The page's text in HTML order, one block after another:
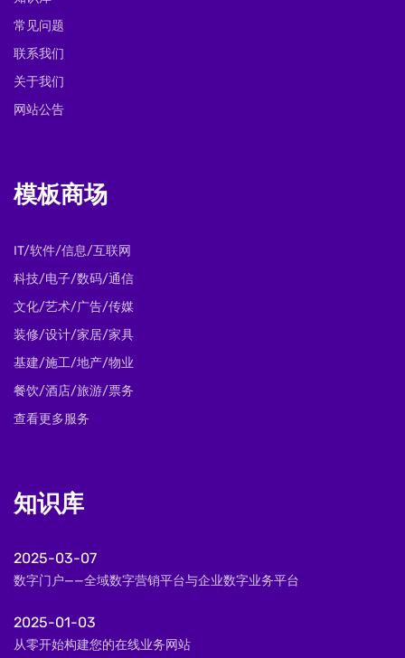
常见问题
联系我们
关于我们
网站公告
模板商场
IT/软件/信息/互联网
科技/电子/数码/通信
文化/艺术/广告/传媒
装修/设计/家居/家具
基建/施工/地产/物业
餐饮/酒店/旅游/票务
查看更多服务
知识库
2025-03-07
数字门户——全域数字营销平台与企业数字业务平台
2025-01-03
从零开始构建您的在线业务网站